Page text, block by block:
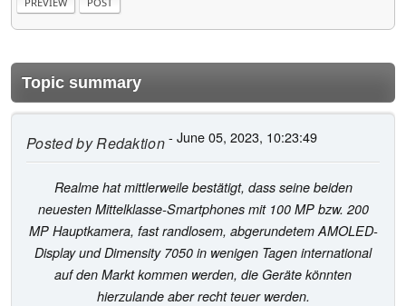
Topic summary
Posted byRedaktion- June 05, 2023, 10:23:49
Realme hat mittlerweile bestätigt, dass seine beiden
neuesten Mittelklasse-Smartphones mit 100 MP bzw. 200
MP Hauptkamera, fast randlosem, abgerundetem AMOLED-
Display und Dimensity 7050 in wenigen Tagen international
auf den Markt kommen werden, die Geräte könnten
hierzulande aber recht teuer werden.